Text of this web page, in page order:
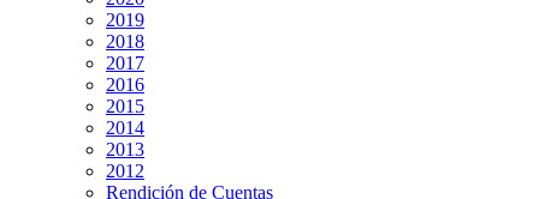
2019
2018
2017
2016
2015
2014
2013
2012
Rendición de Cuentas